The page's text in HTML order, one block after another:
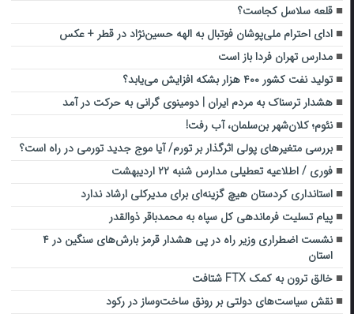
قلعه سلاسل کجاست؟
ادای احترام ملی‌پوشان فوتبال به الهه حسین‌نژاد در قطر + عکس
مدارس تهران فردا باز است
تولید نفت کشور ۴۰۰ هزار بشکه افزایش می‌یابد؟
هشدار ترسناک به مردم ایران | دومینوی گرانی به حرکت در آمد
نئوم؛ کلان‌شهر بن‌سلمان، آب رفت!
بررسی متغیر‌های پولی اثرگذار بر تورم/ آیا موج جدید تورمی در راه است؟
فوری / اطلاعیه تعطیلی مدارس شنبه ۲۲ اردیبهشت
استانداری کردستان هیچ گزینه‌ای برای مدیرکلی ارشاد ندارد
پیام تسلیت فرماندهی کل سپاه به محمدباقر ذوالقدر
نشست اضطراری وزیر راه در پی هشدار قرمز بارش‌های سنگین در ۴
استان
خالق ترون به کمک FTX شتافت
نقش سیاست‌های دولتی بر رونق ساخت‌وساز در رکود